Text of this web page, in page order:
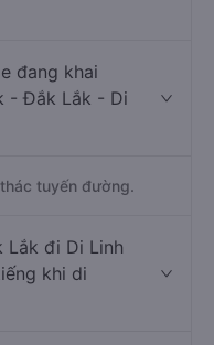
đang khai
- Đắk Lắk - Di
tuyến đường.
Lắk đi Di Linh
khi di